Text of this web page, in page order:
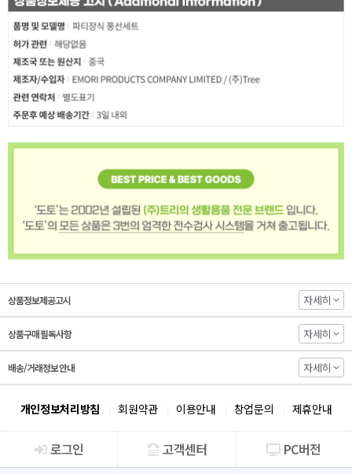
상품정보제공고시 자세히
상품구매 필독사항 자세히
배송/거래정보 안내 자세히
개인정보처리방침 회원약관 이용안내 창업문의 제휴안내
회사소개
로그인 고객센터 PC버전